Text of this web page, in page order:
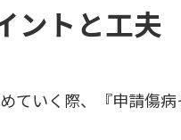
ントと工夫
ていく際、『申請傷